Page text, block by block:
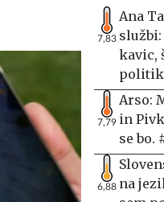
7,83
Ana
kavic,
7,79
Arso:
in
se bo.
6,88 na